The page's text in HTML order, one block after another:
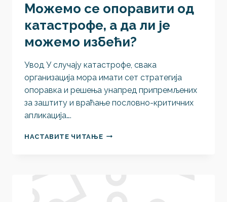
Можемо се опоравити од
катастрофе, а да ли је
можемо избећи?
Увод У случају катастрофе, свака
организација мора имати сет стратегија
опоравка и решења унапред припремљених
за заштиту и враћање пословно-критичних
апликација….
НАСТАВИТЕ ЧИТАЊЕМОЖЕМО